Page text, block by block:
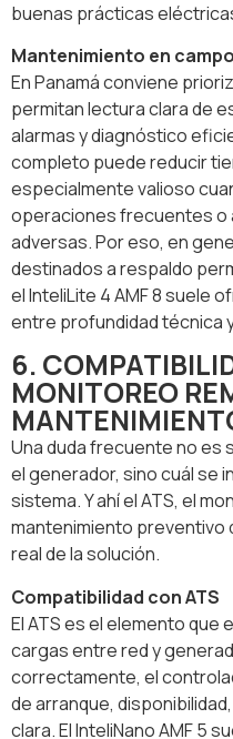
buenas prácticas
Mantenimiento en campo
En Panamá conviene
permitan lectura clara de
alarmas y diagnóstico
completo puede reducir
especialmente valioso
operaciones frecuentes o
adversas. Por eso, en
destinados a respaldo
el InteliLite 4 AMF 8 suele
entre profundidad técnica
6.
MONITOREO
Una duda frecuente no es
el generador, sino cuál se
sistema. Y ahí el ATS, el
mantenimiento preventivo
real de la solución.
Compatibilidad con ATS
El ATS es el elemento
cargas entre red y
correctamente, el
de arranque,
clara. El InteliNano AMF 5